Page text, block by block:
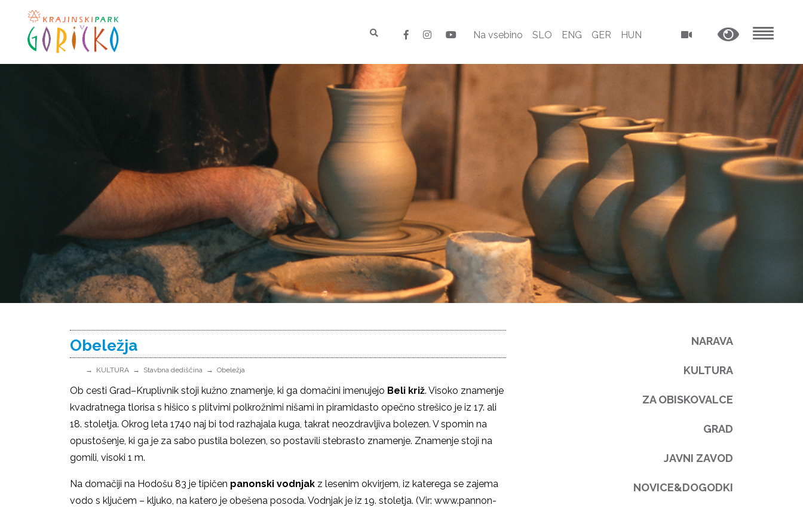
Na vsebino SLO ENG GER HUN
Obeležja
KULTURA Stavbna dediščina Obeležja
Ob cesti Grad–Kruplivnik stoji kužno znamenje, ki ga domačini imenujejo Beli križ. Visoko znamenje
kvadratnega tlorisa s hišico s plitvimi polkrožnimi nišami in piramidasto opečno strešico je iz 17. ali
18. stoletja. Okrog leta 1740 naj bi tod razhajala kuga, takrat neozdravljiva bolezen. V spomin na
opustošenje, ki ga je za sabo pustila bolezen, so postavili stebrasto znamenje. Znamenje stoji na
gomili, visoki 1 m.
Na domačiji na Hodošu 83 je tipičen panonski vodnjak z lesenim okvirjem, iz katerega se zajema
vodo s ključem – kljuko, na katero je obešena posoda. Vodnjak je iz 19. stoletja. (Vir: www.pannon-
NARAVA
KULTURA
ZA OBISKOVALCE
GRAD
JAVNI ZAVOD
NOVICE&DOGODKI